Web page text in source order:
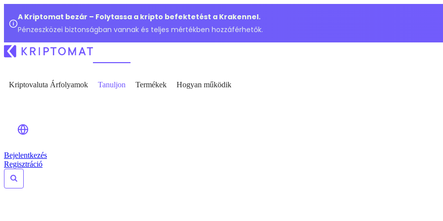
A Kriptomat bezár – Folytassa a kripto befektetést a Krakennel.
Pénzeszközei biztonságban vannak és teljes mértékben hozzáférhetők.
Kriptovaluta Árfolyamok Tanuljon Termékek Hogyan működik
Bejelentkezés
Regisztráció